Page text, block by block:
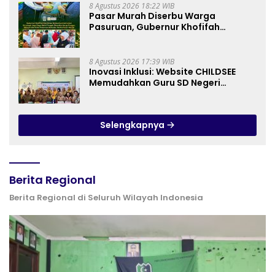
8 Agustus 2026 18:22 WIB
Pasar Murah Diserbu Warga
Pasuruan, Gubernur Khofifah
8 Agustus 2026 17:39 WIB
Inovasi Inklusi: Website CHILDSEE
Memudahkan Guru SD Negeri
Selengkapnya
Berita Regional
Berita Regional di Seluruh Wilayah Indonesia